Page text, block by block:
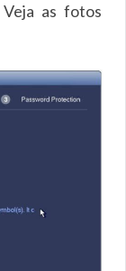
as fotos